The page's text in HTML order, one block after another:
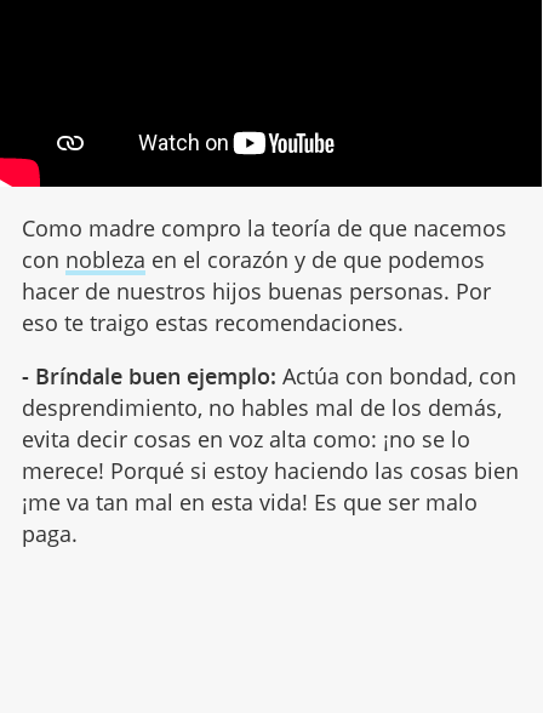
Como madre compro la teoría de que nacemos
con nobleza en el corazón y de que podemos
hacer de nuestros hijos buenas personas. Por
eso te traigo estas recomendaciones.
- Bríndale buen ejemplo: Actúa con bondad, con
desprendimiento, no hables mal de los demás,
evita decir cosas en voz alta como: ¡no se lo
merece! Porqué si estoy haciendo las cosas bien
¡me va tan mal en esta vida! Es que ser malo
paga.